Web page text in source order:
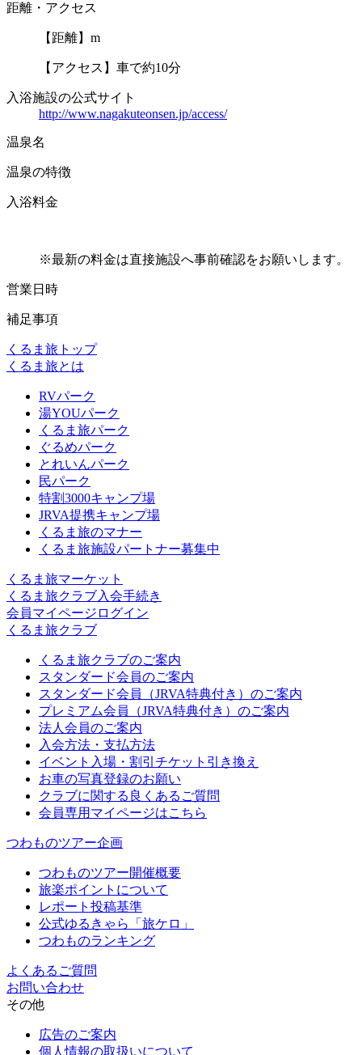
距離・アクセス
【距離】m
【アクセス】車で約10分
入浴施設の公式サイト
http://www.nagakuteonsen.jp/access/
温泉名
温泉の特徴
入浴料金
※最新の料金は直接施設へ事前確認をお願いします。
営業日時
補足事項
くるま旅トップ
くるま旅とは
RVパーク
湯YOUパーク
くるま旅パーク
ぐるめパーク
とれいんパーク
民パーク
特割3000キャンプ場
JRVA提携キャンプ場
くるま旅のマナー
くるま旅施設パートナー募集中
くるま旅マーケット
くるま旅クラブ入会手続き
会員マイページログイン
くるま旅クラブ
くるま旅クラブのご案内
スタンダード会員のご案内
スタンダード会員（JRVA特典付き）のご案内
プレミアム会員（JRVA特典付き）のご案内
法人会員のご案内
入会方法・支払方法
イベント入場・割引チケット引き換え
お車の写真登録のお願い
クラブに関する良くあるご質問
会員専用マイページはこちら
つわものツアー企画
つわものツアー開催概要
旅楽ポイントについて
レポート投稿基準
公式ゆるきゃら「旅ケロ」
つわものランキング
よくあるご質問
お問い合わせ
その他
広告のご案内
個人情報の取扱いについて